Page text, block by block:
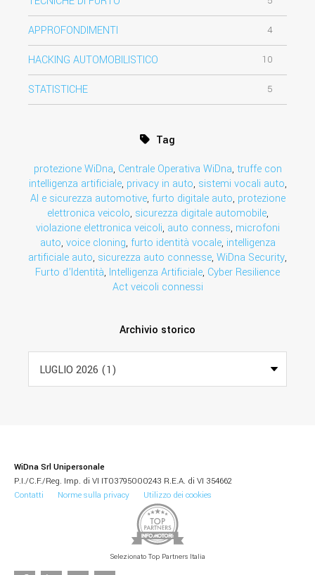
APPROFONDIMENTI 4
HACKING AUTOMOBILISTICO 10
STATISTICHE 5
Tag
protezione WiDna, Centrale Operativa WiDna, truffe con
intelligenza artificiale, privacy in auto, sistemi vocali auto,
AI e sicurezza automotive, furto digitale auto, protezione
elettronica veicolo, sicurezza digitale automobile,
violazione elettronica veicoli, auto conness, microfoni
auto, voice cloning, furto identità vocale, intelligenza
artificiale auto, sicurezza auto connesse, WiDna Security,
Furto d’Identità, Intelligenza Artificiale, Cyber Resilience
Act veicoli connessi
Archivio storico
WiDna Srl Unipersonale
P.I./C.F./Reg. Imp. di VI IT03795000243 R.E.A. di VI 354662
Contatti
Norme sulla privacy Utilizzo dei cookies
Selezionato Top Partners Italia